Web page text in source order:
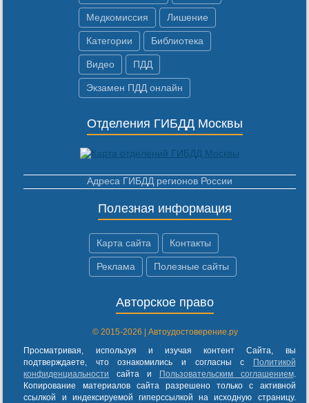
Медкомиссия Лишение
Категории Библиотека
Видео ПДД
Экзамен ПДД онлайн
Отделения ГИБДД Москвы
Адреса ГИБДД регионов России
Полезная информация
Карта сайта Контакты
Реклама Полезные сайты
Авторское право
© 2015-2026 | Автоудостоверение.ру
Просматривая, используя и изучая контент Сайта, вы
подтверждаете, что ознакомились и согласны с
Политикой
конфиденциальности
сайта и Пользовательским соглашением.
Копирование материалов сайта разрешено только с активной
ссылкой и индексируемой гиперссылкой на исходную страницу.